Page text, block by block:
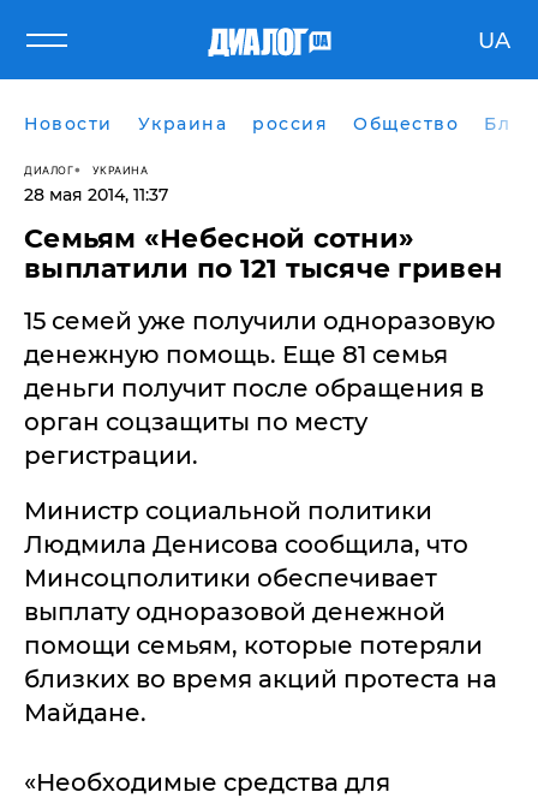
UA
Новости Украина россия Общество
ДИАЛОГ УКРАИНА
28 мая 2014, 11:37
​Семьям «Небесной сотни»
выплатили по 121 тысяче гривен
15 семей уже получили одноразовую
денежную помощь. Еще 81 семья
деньги получит после обращения в
орган соцзащиты по месту
регистрации.
Министр социальной политики
Людмила Денисова сообщила, что
Минсоцполитики обеспечивает
выплату одноразовой денежной
помощи семьям, которые потеряли
близких во время акций протеста на
Майдане.
«Необходимые средства для